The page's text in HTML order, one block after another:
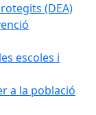
(DEA)
escoles i
a la població